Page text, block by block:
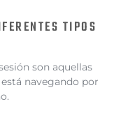
TIPOS
son aquellas
navegando por